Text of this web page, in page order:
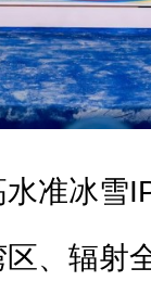
冰雪IP
、辐射